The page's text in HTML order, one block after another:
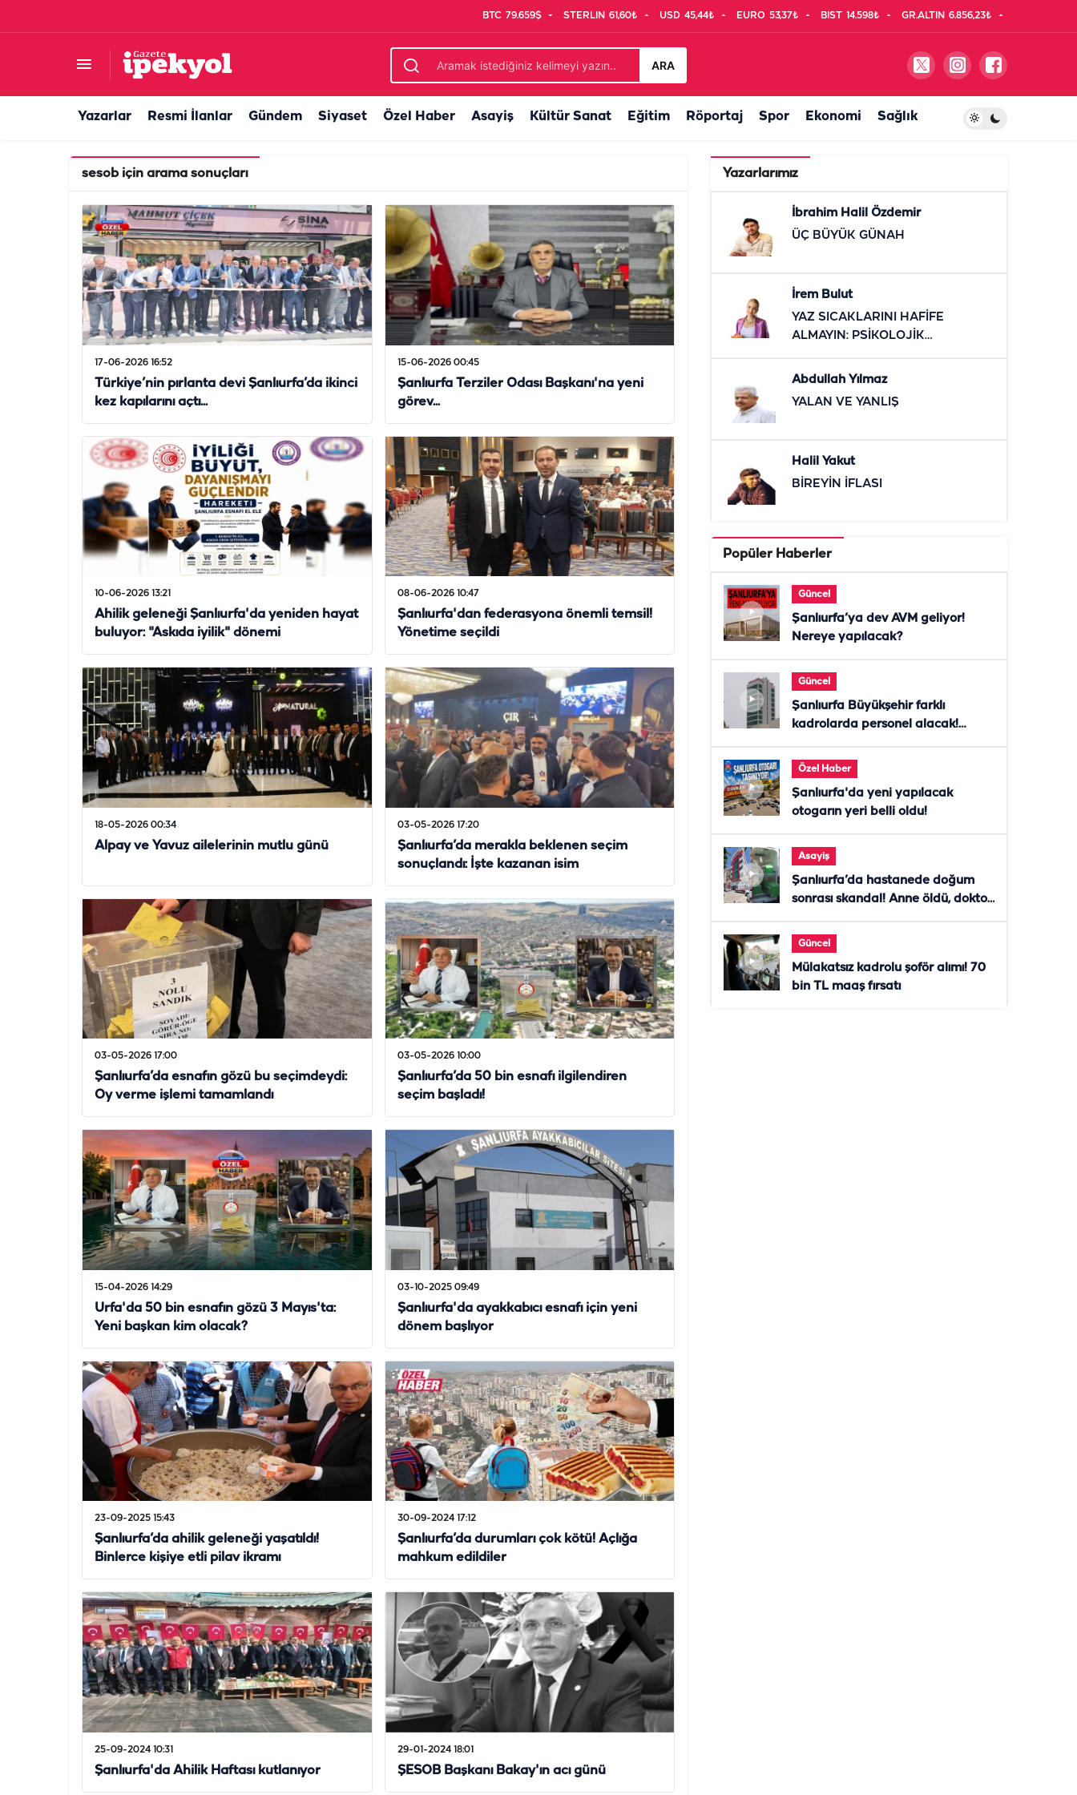
BTC 79.659$ STERLIN 61,60₺ USD 45,44₺ EURO 53,37₺ BIST 14.598₺ GR.ALTIN 6.856,23₺
ARA
Yazarlar Resmi İlanlar Gündem Siyaset Özel Haber Asayiş Kültür Sanat Eğitim Röportaj Spor Ekonomi Sağlık
sesobiçin arama sonuçları
17-06-2026 16:52
Türkiye’nin pırlanta devi Şanlıurfa’da ikinci
kez kapılarını açtı...
15-06-2026 00:45
Şanlıurfa Terziler Odası Başkanı'na yeni
görev...
10-06-2026 13:21
Ahilik geleneği Şanlıurfa'da yeniden hayat
buluyor: "Askıda iyilik" dönemi
08-06-2026 10:47
Şanlıurfa'dan federasyona önemli temsil!
Yönetime seçildi
18-05-2026 00:34
Alpay ve Yavuz ailelerinin mutlu günü
03-05-2026 17:20
Şanlıurfa’da merakla beklenen seçim
sonuçlandı: İşte kazanan isim
03-05-2026 17:00
Şanlıurfa’da esnafın gözü bu seçimdeydi:
Oy verme işlemi tamamlandı
03-05-2026 10:00
Şanlıurfa’da 50 bin esnafı ilgilendiren
seçim başladı!
15-04-2026 14:29
Urfa'da 50 bin esnafın gözü 3 Mayıs'ta:
Yeni başkan kim olacak?
03-10-2025 09:49
Şanlıurfa'da ayakkabıcı esnafı için yeni
dönem başlıyor
23-09-2025 15:43
Şanlıurfa’da ahilik geleneği yaşatıldı!
Binlerce kişiye etli pilav ikramı
30-09-2024 17:12
Şanlıurfa’da durumları çok kötü! Açlığa
mahkum edildiler
25-09-2024 10:31
Şanlıurfa'da Ahilik Haftası kutlanıyor
29-01-2024 18:01
ŞESOB Başkanı Bakay'ın acı günü
Yazarlarımız
İbrahim Halil Özdemir
ÜÇ BÜYÜK GÜNAH
İrem Bulut
YAZ SICAKLARINI HAFİFE
ALMAYIN: PSİKOLOJİK
Abdullah Yılmaz
YALAN VE YANLIŞ
Halil Yakut
BİREYİN İFLASI
Popüler Haberler
Güncel
Şanlıurfa’ya dev AVM geliyor!
Nereye yapılacak?
Güncel
Şanlıurfa Büyükşehir farklı
kadrolarda personel alacak!
Özel Haber
Şanlıurfa'da yeni yapılacak
otogarın yeri belli oldu!
Asayiş
Şanlıurfa’da hastanede doğum
sonrası skandal! Anne öldü, doktor
Güncel
Mülakatsız kadrolu şoför alımı! 70
bin TL maaş fırsatı